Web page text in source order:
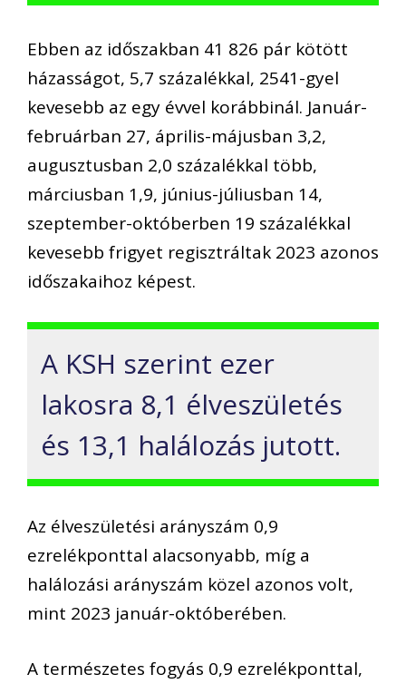
Ebben az időszakban 41 826 pár kötött
házasságot, 5,7 százalékkal, 2541-gyel
kevesebb az egy évvel korábbinál. Január-
februárban 27, április-májusban 3,2,
augusztusban 2,0 százalékkal több,
márciusban 1,9, június-júliusban 14,
szeptember-októberben 19 százalékkal
kevesebb frigyet regisztráltak 2023 azonos
időszakaihoz képest.
A KSH szerint ezer
lakosra 8,1 élveszületés
és 13,1 halálozás jutott.
Az élveszületési arányszám 0,9
ezrelékponttal alacsonyabb, míg a
halálozási arányszám közel azonos volt,
mint 2023 január-októberében.
A természetes fogyás 0,9 ezrelékponttal,